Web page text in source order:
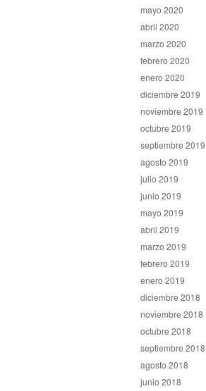
mayo 2020
abril 2020
marzo 2020
febrero 2020
enero 2020
diciembre 2019
noviembre 2019
octubre 2019
septiembre 2019
agosto 2019
julio 2019
junio 2019
mayo 2019
abril 2019
marzo 2019
febrero 2019
enero 2019
diciembre 2018
noviembre 2018
octubre 2018
septiembre 2018
agosto 2018
junio 2018